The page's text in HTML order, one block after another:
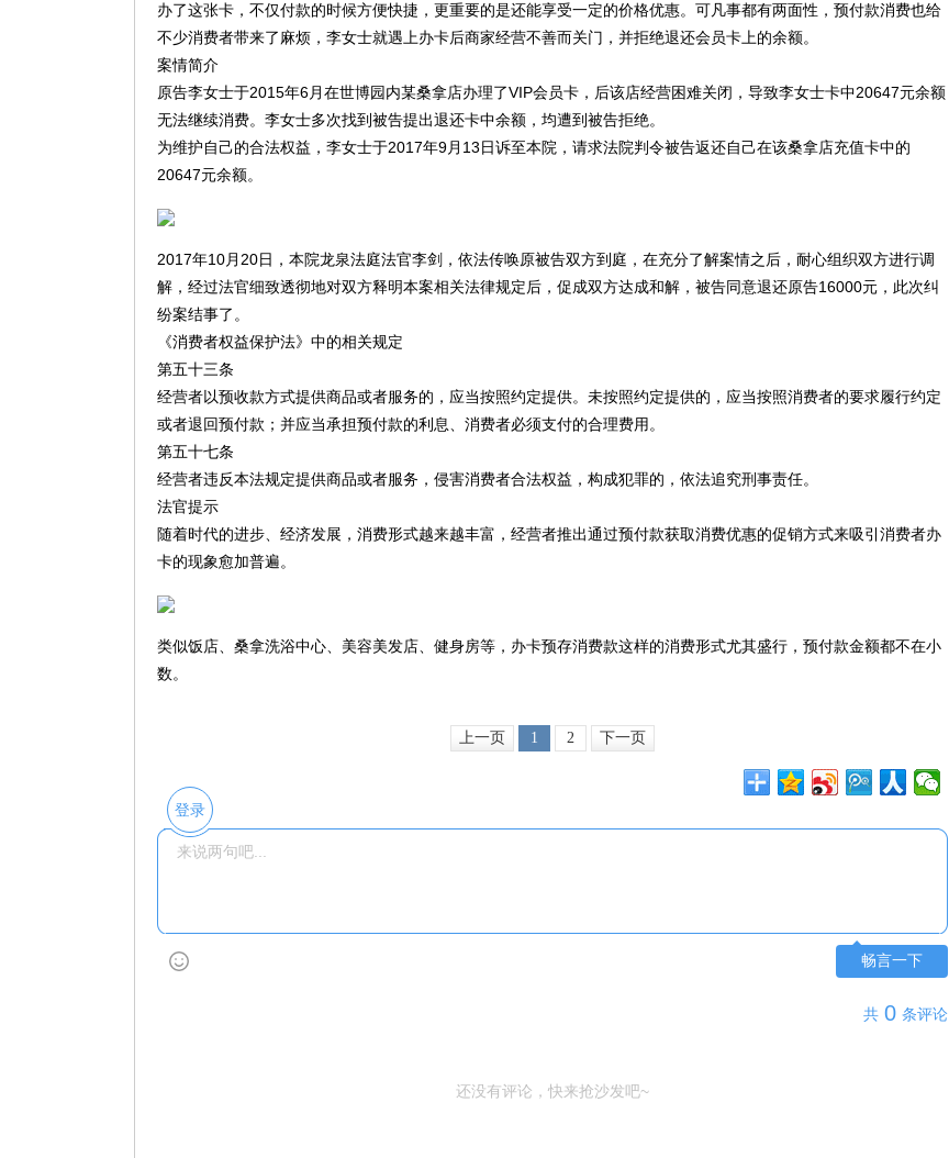
办了这张卡，不仅付款的时候方便快捷，更重要的是还能享受一定的价格优惠。可凡事都有两面性，预付款消费也给
不少消费者带来了麻烦，李女士就遇上办卡后商家经营不善而关门，并拒绝退还会员卡上的余额。
案情简介
原告李女士于2015年6月在世博园内某桑拿店办理了VIP会员卡，后该店经营困难关闭，导致李女士卡中20647元余额
无法继续消费。李女士多次找到被告提出退还卡中余额，均遭到被告拒绝。
为维护自己的合法权益，李女士于2017年9月13日诉至本院，请求法院判令被告返还自己在该桑拿店充值卡中的
20647元余额。
2017年10月20日，本院龙泉法庭法官李剑，依法传唤原被告双方到庭，在充分了解案情之后，耐心组织双方进行调
解，经过法官细致透彻地对双方释明本案相关法律规定后，促成双方达成和解，被告同意退还原告16000元，此次纠
纷案结事了。
《消费者权益保护法》中的相关规定
第五十三条
经营者以预收款方式提供商品或者服务的，应当按照约定提供。未按照约定提供的，应当按照消费者的要求履行约定
或者退回预付款；并应当承担预付款的利息、消费者必须支付的合理费用。
第五十七条
经营者违反本法规定提供商品或者服务，侵害消费者合法权益，构成犯罪的，依法追究刑事责任。
法官提示
随着时代的进步、经济发展，消费形式越来越丰富，经营者推出通过预付款获取消费优惠的促销方式来吸引消费者办
卡的现象愈加普遍。
类似饭店、桑拿洗浴中心、美容美发店、健身房等，办卡预存消费款这样的消费形式尤其盛行，预付款金额都不在小
数。
上一页 1 2 下一页
登录
畅言一下
共 0 条评论
还没有评论，快来抢沙发吧~